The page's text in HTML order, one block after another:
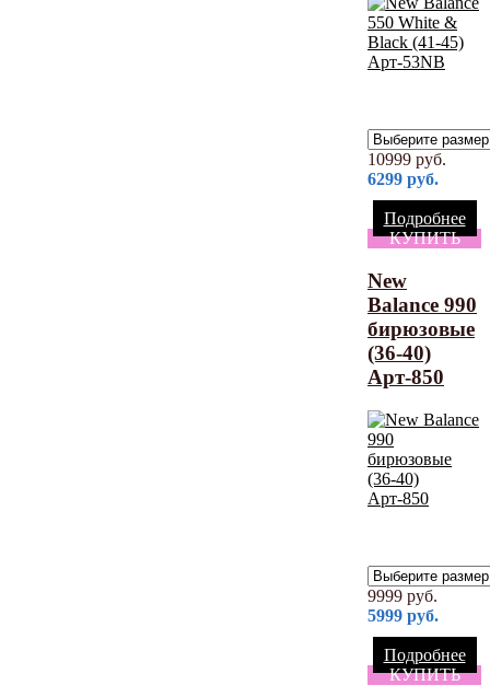
10999 руб.
6299 руб.
Подробнее
КУПИТЬ
New
Balance 990
бирюзовые
(36-40)
Арт-850
9999 руб.
5999 руб.
Подробнее
КУПИТЬ